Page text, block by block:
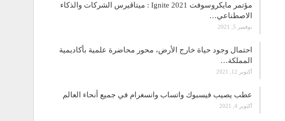
مؤتمر مايكروسوفت Ignite 2021 : ميتاڤيرس الشركات والذكاء
الاصطناعي…
نوفمبر 5, 2021
احتمال وجود حياة خارج الأرض، محور محاضرة علمية بأكاديمية
المملكة…
أكتوبر 12, 2021
عطب يصيب فيسبوك واتساب وانسغرام في جميع أنحاء العالم
أكتوبر 4, 2021